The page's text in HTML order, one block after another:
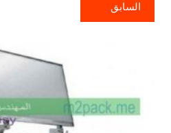
السابق